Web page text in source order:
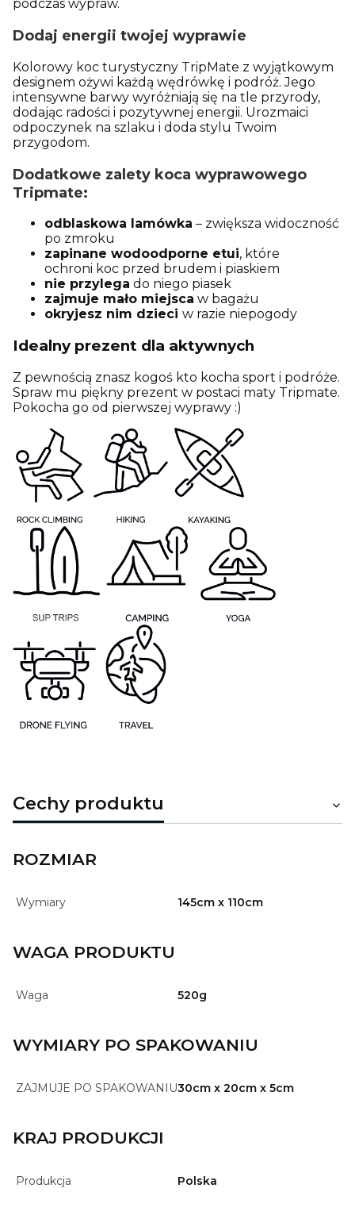
podczas wypraw.
Dodaj energii twojej wyprawie
Kolorowy koc turystyczny TripMate z wyjątkowym
designem ożywi każdą wędrówkę i podróż. Jego
intensywne barwy wyróżniają się na tle przyrody,
dodając radości i pozytywnej energii. Urozmaici
odpoczynek na szlaku i doda stylu Twoim
przygodom.
Dodatkowe zalety koca wyprawowego
Tripmate:
odblaskowa lamówka – zwiększa widoczność
po zmroku
zapinane wodoodporne etui, które
ochroni koc przed brudem i piaskiem
nie przylega do niego piasek
zajmuje mało miejsca w bagażu
okryjesz nim dzieci w razie niepogody
Idealny prezent dla aktywnych
Z pewnością znasz kogoś kto kocha sport i podróże.
Spraw mu piękny prezent w postaci maty Tripmate.
Pokocha go od pierwszej wyprawy :)
Cechy produktu
ROZMIAR
Wymiary 145cm x 110cm
WAGA PRODUKTU
Waga 520g
WYMIARY PO SPAKOWANIU
ZAJMUJE PO SPAKOWANIU30cm x 20cm x 5cm
KRAJ PRODUKCJI
Produkcja Polska